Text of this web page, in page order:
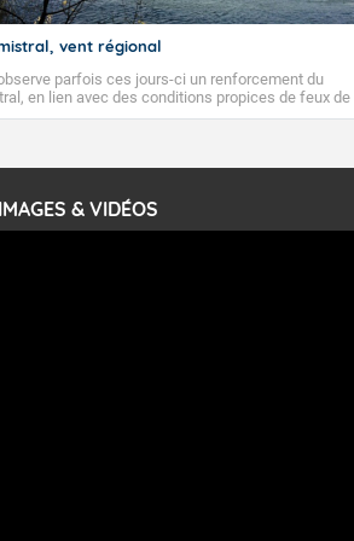
vent régional
parfois ces jours-ci un renforcement du
en lien avec des conditions propices de feux de
Mais qu'est-ce que le mistral ? Quelles sont ses
moyenne de 50 km/h et atteindre 80 à 100 km/h
parfois davantage. Il parcourt la basse vallée
et la Provence et envahit le littoral
à partir de la Camargue.
IMAGES & VIDÉOS